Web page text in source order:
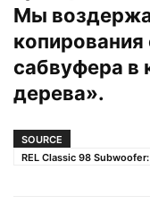
Мы
сабвуфера в
дерева».
SOURCE
REL Classic 98